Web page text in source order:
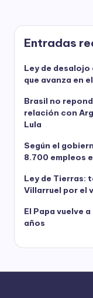
Entradas
Ley de
que avanza en
Brasil no
relación con
Lula
Según el
8.700 empleos
Ley de Tierras:
Villarruel por el
El Papa vuelve
años